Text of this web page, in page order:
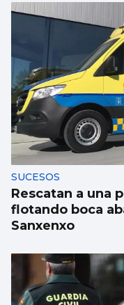
Eclipse,
SUCESOS
Rescatan a una
flotando boca
Sanxenxo